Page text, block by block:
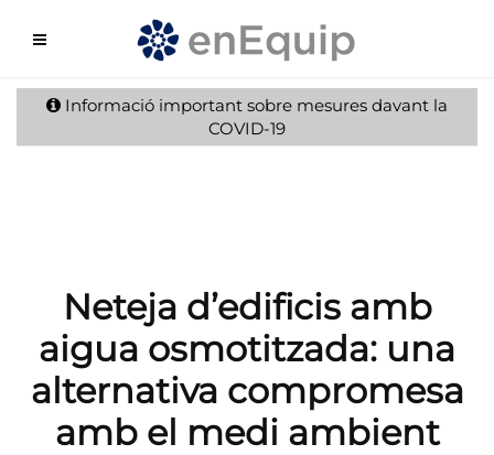
Informació important sobre mesures davant la
COVID-19
Neteja d’edificis amb
aigua osmotitzada: una
alternativa compromesa
amb el medi ambient